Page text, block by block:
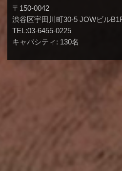
〒150-0042
渋谷区宇田川町30-5 JOWビル
TEL:03-6455-0225
キャパシティ: 130名